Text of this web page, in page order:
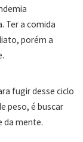
Ter a comida
porém a
fugir desse ciclo
peso, é buscar
da mente.